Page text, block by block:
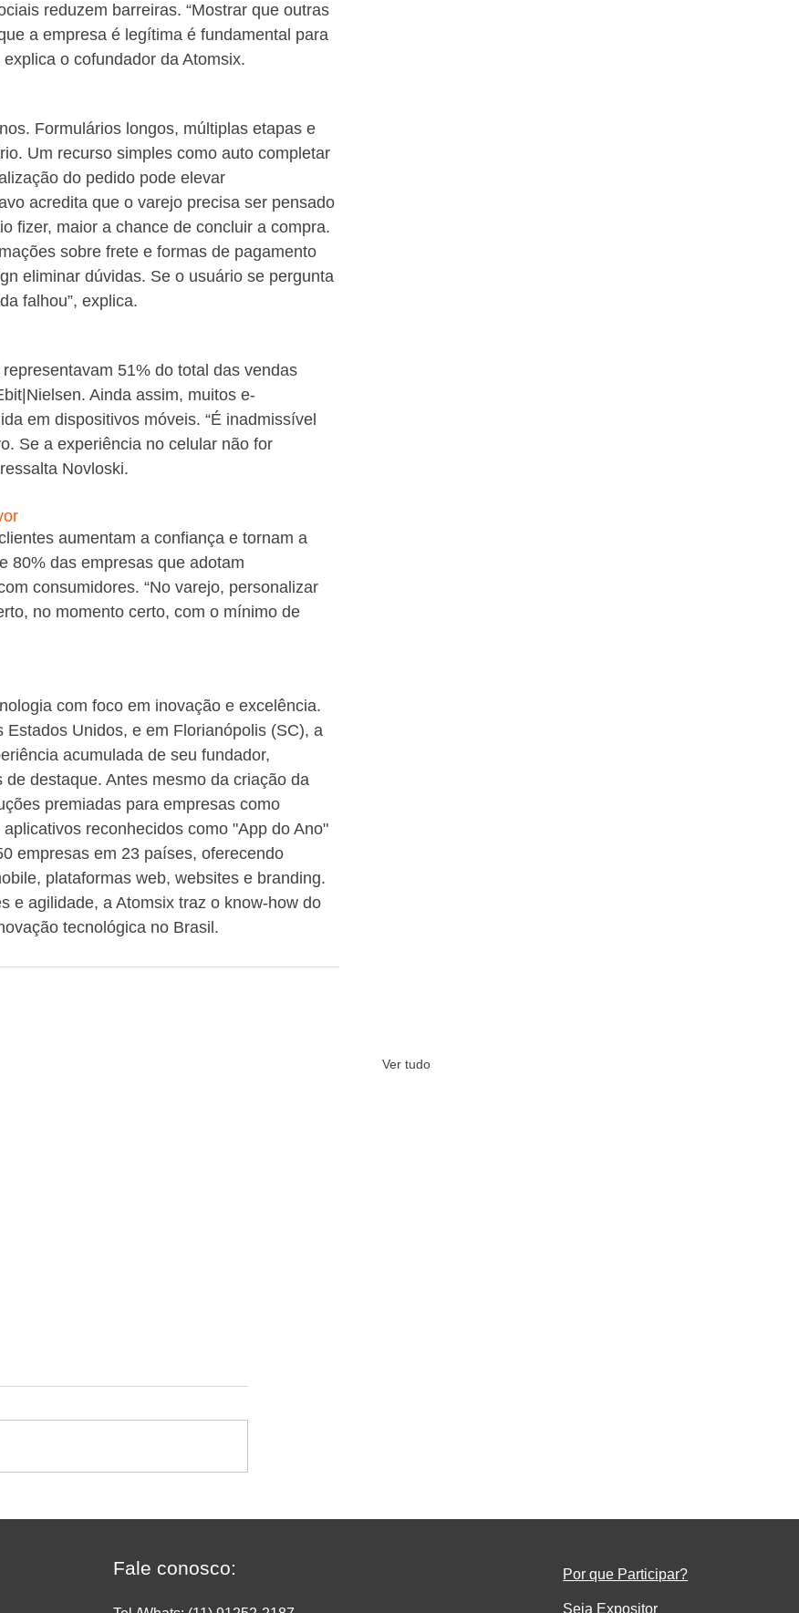
reduzem barreiras. “Mostrar que outras
a empresa é legítima é fundamental para
o cofundador da Atomsix.
Formulários longos, múltiplas etapas e
Um recurso simples como auto completar
do pedido pode elevar
acredita que o varejo precisa ser pensado
fizer, maior a chance de concluir a compra.
sobre frete e formas de pagamento
eliminar dúvidas. Se o usuário se pergunta
falhou”, explica.
51% do total das vendas
Ainda assim, muitos e-
em dispositivos móveis. “É inadmissível
Se a experiência no celular não for
Novloski.
aumentam a confiança e tornam a
80% das empresas que adotam
consumidores. “No varejo, personalizar
no momento certo, com o mínimo de
com foco em inovação e excelência.
Unidos, e em Florianópolis (SC), a
acumulada de seu fundador,
destaque. Antes mesmo da criação da
premiadas para empresas como
reconhecidos como "App do Ano"
empresas em 23 países, oferecendo
plataformas web, websites e branding.
e agilidade, a Atomsix traz o know-how do
tecnológica no Brasil.
Ver tudo
como a
Doces em
escala 6x1: quem produz
agora
Fale conosco: Por que Participar?
Seja Expositor